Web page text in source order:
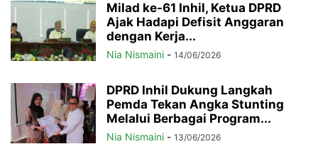
Milad ke-61 Inhil, Ketua DPRD
Ajak Hadapi Defisit Anggaran
dengan Kerja...
Nia Nismaini - 14/06/2026
DPRD Inhil Dukung Langkah
Pemda Tekan Angka Stunting
Melalui Berbagai Program...
Nia Nismaini - 13/06/2026